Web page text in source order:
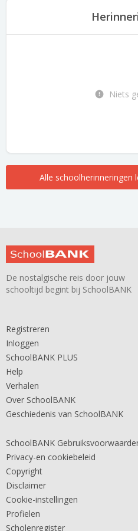
Niets
Alle schoolherinneringen
De nostalgische reis door jouw
schooltijd begint bij SchoolBANK
Registreren
Inloggen
SchoolBANK PLUS
Help
Verhalen
Over SchoolBANK
Geschiedenis van SchoolBANK
SchoolBANK
Privacy-en cookiebeleid
Copyright
Disclaimer
Cookie-instellingen
Profielen
Scholenregister